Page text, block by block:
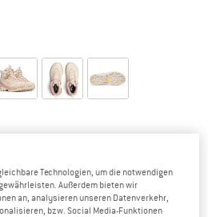
Der Link öffnet sich in einer Infobox
Technologien, um die notwendigen
Außerdem bieten wir
an, analysieren unseren Datenverkehr,
bzw. Social Media-Funktionen